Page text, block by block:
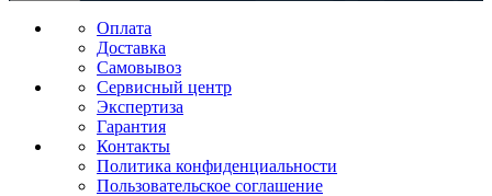
Оплата
Доставка
Самовывоз
Сервисный центр
Экспертиза
Гарантия
Контакты
Политика конфиденциальности
Пользовательское соглашение